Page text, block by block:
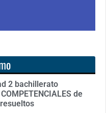
2 bachillerato
de